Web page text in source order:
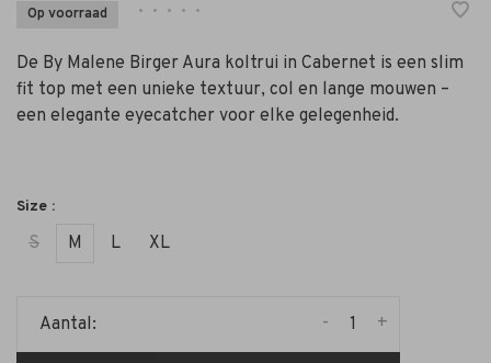
Op voorraad • • • • •
De By Malene Birger Aura koltrui in Cabernet is een slim
fit top met een unieke textuur, col en lange mouwen –
een elegante eyecatcher voor elke gelegenheid.
Size :
S M L XL
Aantal: +
-